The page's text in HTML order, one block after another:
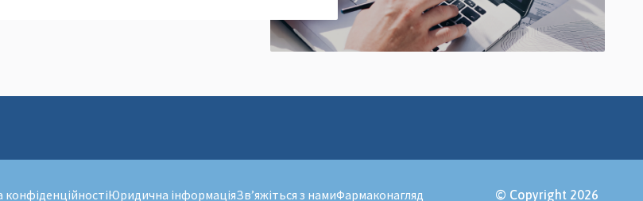
конфіденційностіЮридична інформаціяЗв’яжіться з намиФармаконагляд © Copyright 2026